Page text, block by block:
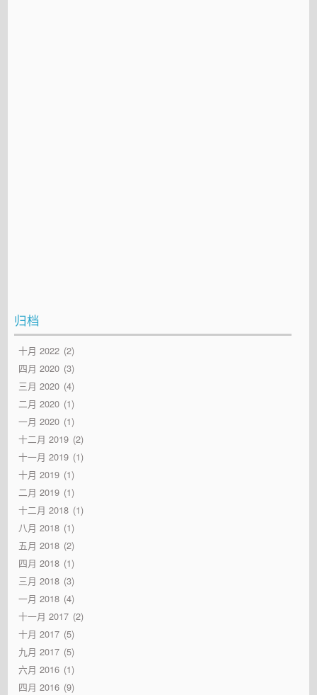
归档
十月 2022 2
四月 2020 3
三月 2020 4
二月 2020 1
一月 2020 1
十二月 2019 2
十一月 2019 1
十月 2019 1
二月 2019 1
十二月 2018 1
八月 2018 1
五月 2018 2
四月 2018 1
三月 2018 3
一月 2018 4
十一月 2017 2
十月 2017 5
九月 2017 5
六月 2016 1
四月 2016 9